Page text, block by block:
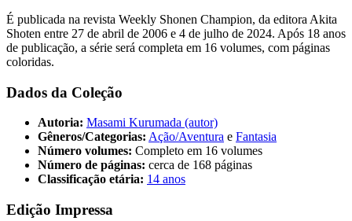
É publicada na revista Weekly Shonen Champion, da editora Akita
Shoten entre 27 de abril de 2006 e 4 de julho de 2024. Após 18 anos
de publicação, a série será completa em 16 volumes, com páginas
coloridas.
Dados da Coleção
Autoria: Masami Kurumada (autor)
Gêneros/Categorias: Ação/Aventura e Fantasia
Número volumes: Completo em 16 volumes
Número de páginas: cerca de 168 páginas
Classificação etária: 14 anos
Edição Impressa